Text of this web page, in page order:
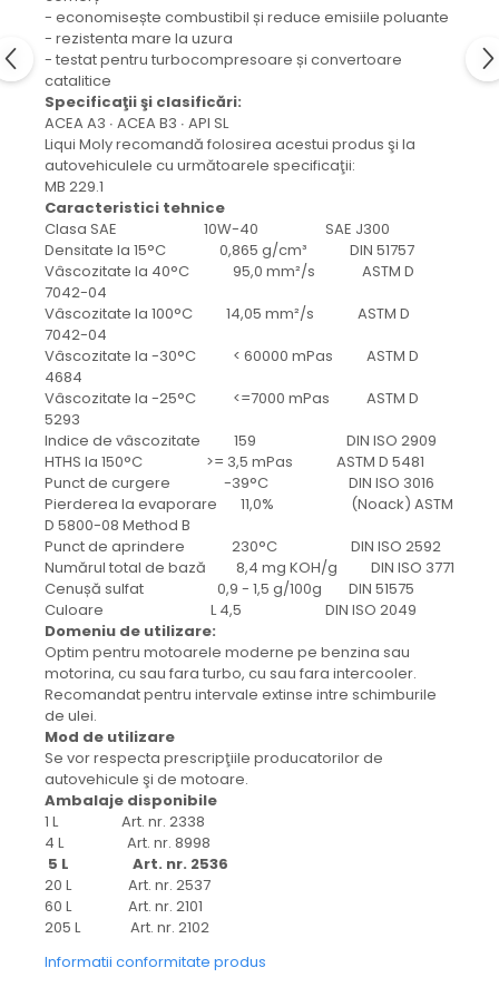
Grup electropompa
Bolturi, role si bucsi
MAMMUT LIFT
Mecanice
Electrice
Hidraulice
Motor electric si pompa hidraulica
Cilindru hidraulic si protectie
burduf
ERHEL - HYDRIS
Hidraulice
Electrice
Mecanice
Role, bucse si bolturi
Motoras electric si pompa
Cilindri si burdufuri protectie
Consumabile
- economisește combustibil și reduce emisiile poluante
- rezistenta mare la uzura
- testat pentru turbocompresoare și convertoare
catalitice
Specificaţii şi clasificări:
ACEA A3 ∙ ACEA B3 ∙ API SL
Liqui Moly recomandă folosirea acestui produs şi la
autovehiculele cu următoarele specificaţii:
MB 229.1
Caracteristici tehnice
Clasa SAE 10W-40 SAE J300
Densitate la 15°C 0,865 g/cm³ DIN 51757
Vâscozitate la 40°C 95,0 mm²/s ASTM D
7042-04
Vâscozitate la 100°C 14,05 mm²/s ASTM D
7042-04
Vâscozitate la -30°C < 60000 mPas ASTM D
4684
Vâscozitate la -25°C <=7000 mPas ASTM D
5293
Indice de vâscozitate 159 DIN ISO 2909
HTHS la 150°C >= 3,5 mPas ASTM D 5481
Punct de curgere -39°C DIN ISO 3016
Pierderea la evaporare 11,0% (Noack) ASTM
D 5800-08 Method B
Punct de aprindere 230°C DIN ISO 2592
Numărul total de bază 8,4 mg KOH/g DIN ISO 3771
Cenușă sulfat 0,9 - 1,5 g/100g DIN 51575
Culoare L 4,5 DIN ISO 2049
Domeniu de utilizare:
Optim pentru motoarele moderne pe benzina sau
motorina, cu sau fara turbo, cu sau fara intercooler.
Recomandat pentru intervale extinse intre schimburile
de ulei.
Mod de utilizare
Se vor respecta prescripţiile producatorilor de
autovehicule şi de motoare.
Ambalaje disponibile
1 L Art. nr. 2338
4 L Art. nr. 8998
5 L Art. nr. 2536
20 L Art. nr. 2537
60 L Art. nr. 2101
205 L Art. nr. 2102
Informatii conformitate produs